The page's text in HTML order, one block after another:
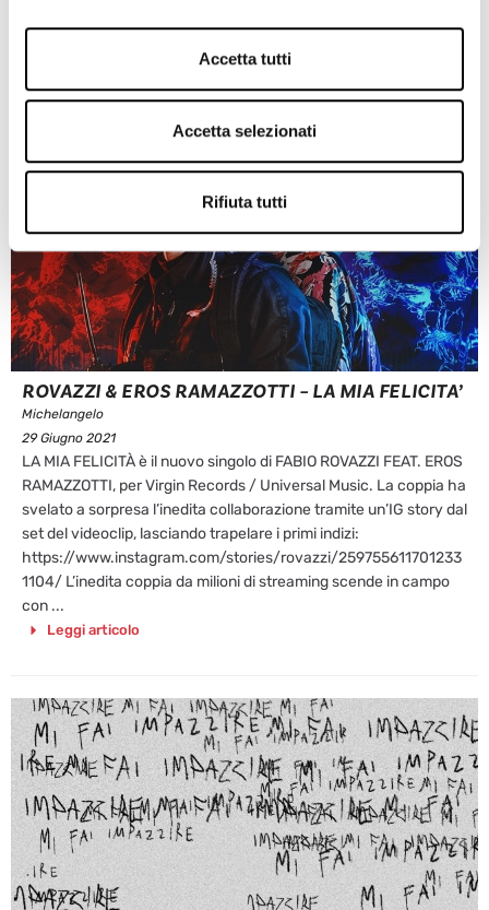
Accetta tutti
Accetta selezionati
Rifiuta tutti
ROVAZZI & EROS RAMAZZOTTI – LA MIA FELICITA’
Michelangelo
29 Giugno 2021
LA MIA FELICITÀ è il nuovo singolo di FABIO ROVAZZI FEAT. EROS
RAMAZZOTTI, per Virgin Records / Universal Music. La coppia ha
svelato a sorpresa l’inedita collaborazione tramite un’IG story dal
set del videoclip, lasciando trapelare i primi indizi:
https://www.instagram.com/stories/rovazzi/259755611701233
1104/ L’inedita coppia da milioni di streaming scende in campo
con ...
Leggi articolo